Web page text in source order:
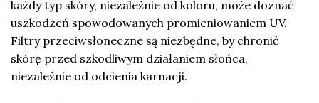
każdy typ skóry, niezależnie od koloru, może doznać
uszkodzeń spowodowanych promieniowaniem UV.
Filtry przeciwsłoneczne są niezbędne, by chronić
skórę przed szkodliwym działaniem słońca,
niezależnie od odcienia karnacji.